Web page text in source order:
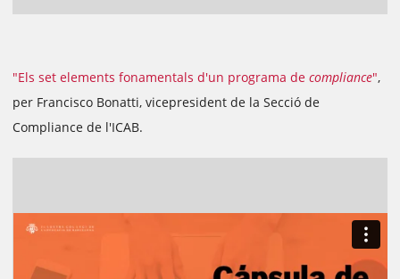
"Els set elements fonamentals d'un programa de compliance",
per Francisco Bonatti, vicepresident de la Secció de
Compliance de l'ICAB.